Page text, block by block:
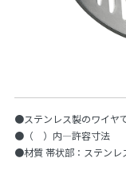
●ステンレス製のワイヤ
●（ ）内—許容寸法
●材質 帯状部：ステン